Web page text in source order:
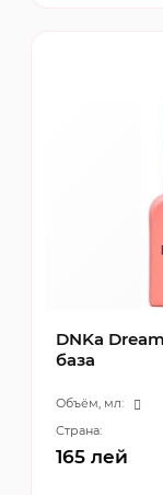
DNKa
база
Объём, мл:
Страна:
165 лей